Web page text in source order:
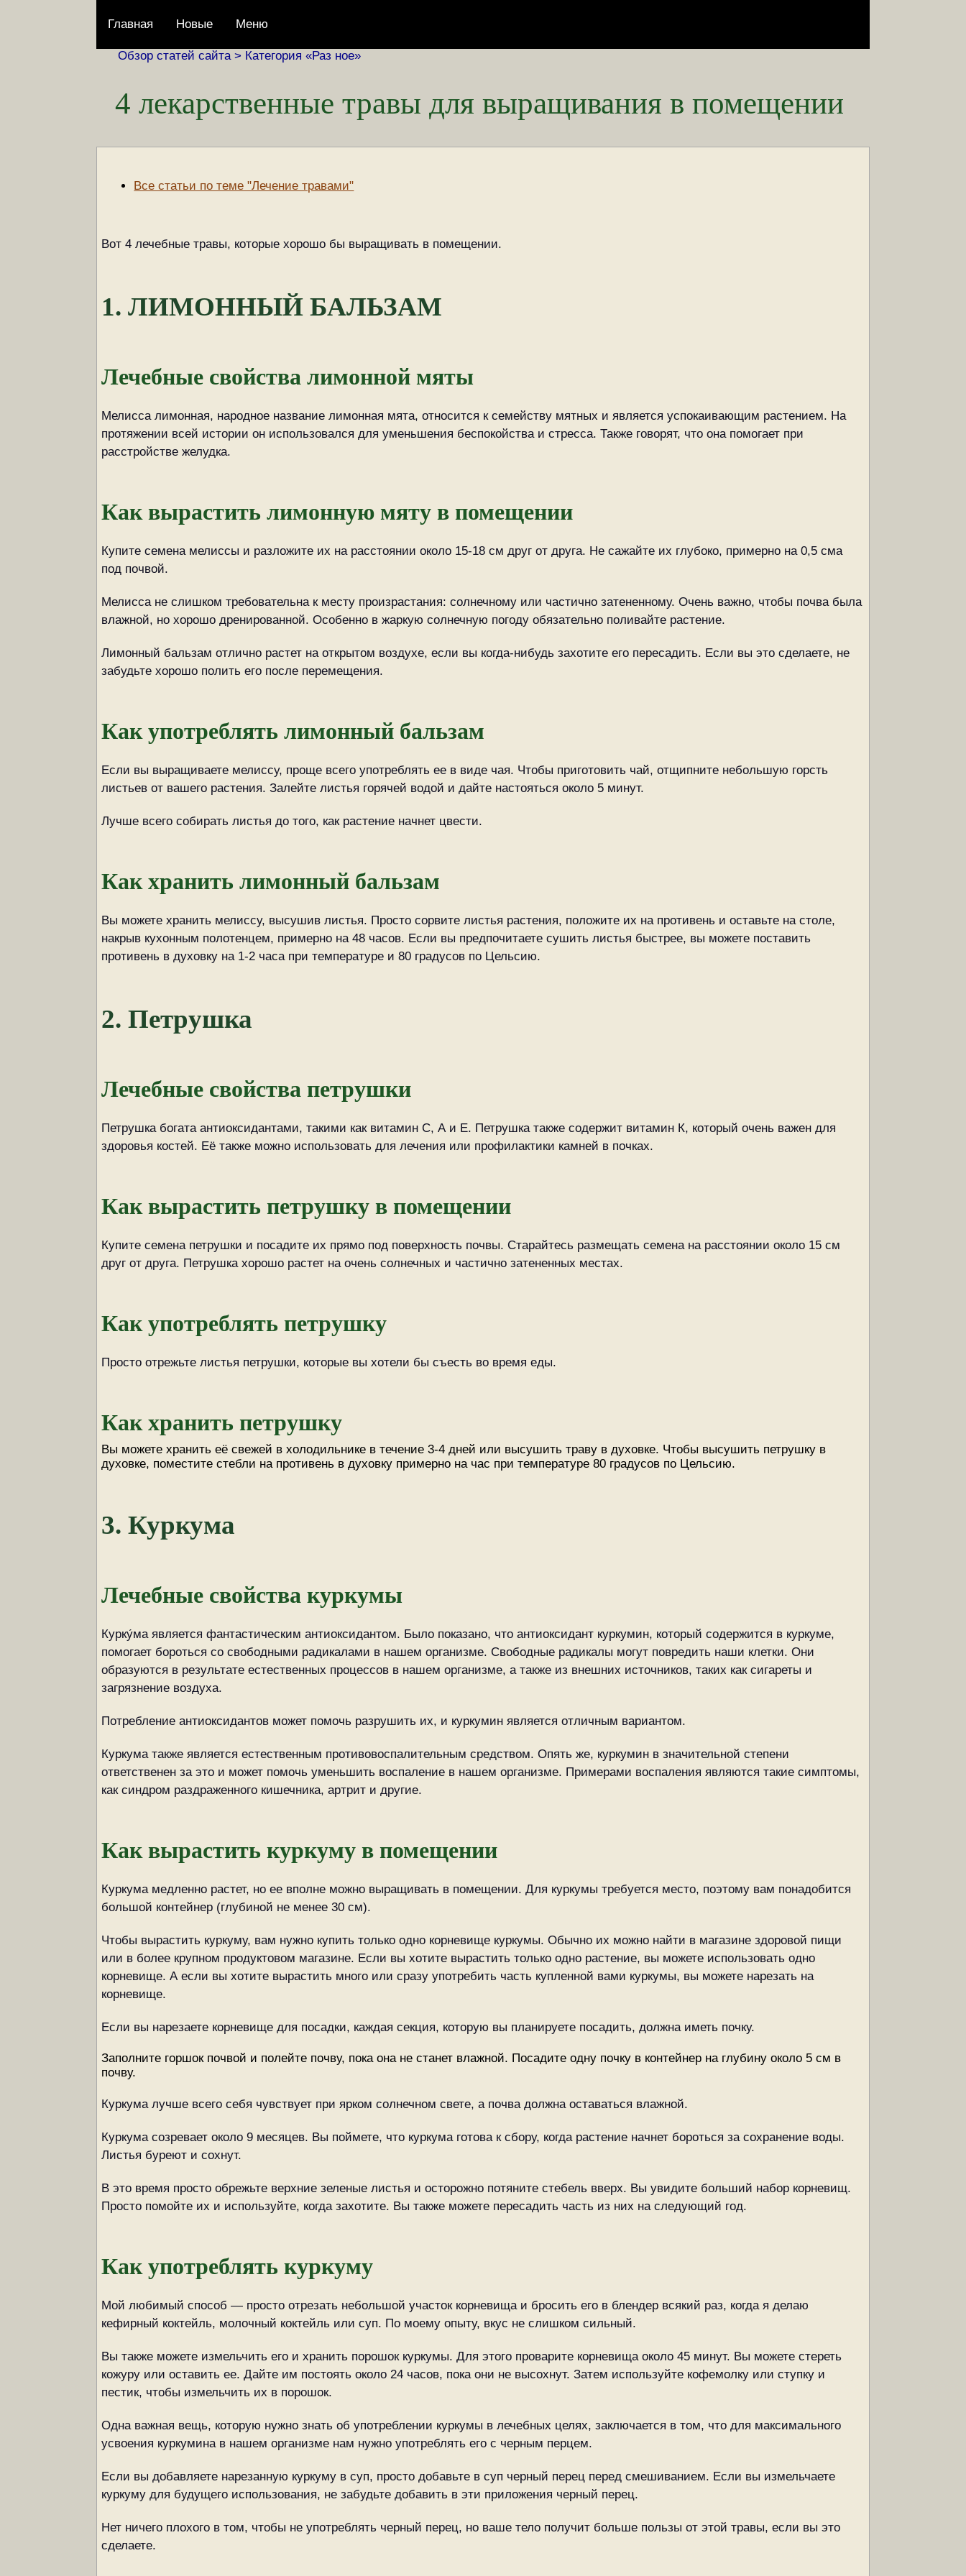
Главная Новые Меню
Обзор статей сайта > Категория «Раз ное»
4 лекарственные травы для выращивания в помещении
Все статьи по теме "Лечение травами"
Вот 4 лечебные травы, которые хорошо бы выращивать в помещении.
1. ЛИМОННЫЙ БАЛЬЗАМ
Лечебные свойства лимонной мяты
Мелисса лимонная, народное название лимонная мята, относится к семейству мятных и является успокаивающим растением. На
протяжении всей истории он использовался для уменьшения беспокойства и стресса. Также говорят, что она помогает при
расстройстве желудка.
Как вырастить лимонную мяту в помещении
Купите семена мелиссы и разложите их на расстоянии около 15-18 см друг от друга. Не сажайте их глубоко, примерно на 0,5 сма
под почвой.
Мелисса не слишком требовательна к месту произрастания: солнечному или частично затененному. Очень важно, чтобы почва была
влажной, но хорошо дренированной. Особенно в жаркую солнечную погоду обязательно поливайте растение.
Лимонный бальзам отлично растет на открытом воздухе, если вы когда-нибудь захотите его пересадить. Если вы это сделаете, не
забудьте хорошо полить его после перемещения.
Как употреблять лимонный бальзам
Если вы выращиваете мелиссу, проще всего употреблять ее в виде чая. Чтобы приготовить чай, отщипните небольшую горсть
листьев от вашего растения. Залейте листья горячей водой и дайте настояться около 5 минут.
Лучше всего собирать листья до того, как растение начнет цвести.
Как хранить лимонный бальзам
Вы можете хранить мелиссу, высушив листья. Просто сорвите листья растения, положите их на противень и оставьте на столе,
накрыв кухонным полотенцем, примерно на 48 часов. Если вы предпочитаете сушить листья быстрее, вы можете поставить
противень в духовку на 1-2 часа при температуре и 80 градусов по Цельсию.
2. Петрушка
Лечебные свойства петрушки
Петрушка богата антиоксидантами, такими как витамин С, А и Е. Петрушка также содержит витамин К, который очень важен для
здоровья костей. Её также можно использовать для лечения или профилактики камней в почках.
Как вырастить петрушку в помещении
Купите семена петрушки и посадите их прямо под поверхность почвы. Старайтесь размещать семена на расстоянии около 15 см
друг от друга. Петрушка хорошо растет на очень солнечных и частично затененных местах.
Как употреблять петрушку
Просто отрежьте листья петрушки, которые вы хотели бы съесть во время еды.
Как хранить петрушку
Вы можете хранить её свежей в холодильнике в течение 3-4 дней или высушить траву в духовке. Чтобы высушить петрушку в
духовке, поместите стебли на противень в духовку примерно на час при температуре 80 градусов по Цельсию.
3. Куркума
Лечебные свойства куркумы
Курку́ма является фантастическим антиоксидантом. Было показано, что антиоксидант куркумин, который содержится в куркуме,
помогает бороться со свободными радикалами в нашем организме. Свободные радикалы могут повредить наши клетки. Они
образуются в результате естественных процессов в нашем организме, а также из внешних источников, таких как сигареты и
загрязнение воздуха.
Потребление антиоксидантов может помочь разрушить их, и куркумин является отличным вариантом.
Куркума также является естественным противовоспалительным средством. Опять же, куркумин в значительной степени
ответственен за это и может помочь уменьшить воспаление в нашем организме. Примерами воспаления являются такие симптомы,
как синдром раздраженного кишечника, артрит и другие.
Как вырастить куркуму в помещении
Куркума медленно растет, но ее вполне можно выращивать в помещении. Для куркумы требуется место, поэтому вам понадобится
большой контейнер (глубиной не менее 30 см).
Чтобы вырастить куркуму, вам нужно купить только одно корневище куркумы. Обычно их можно найти в магазине здоровой пищи
или в более крупном продуктовом магазине. Если вы хотите вырастить только одно растение, вы можете использовать одно
корневище. А если вы хотите вырастить много или сразу употребить часть купленной вами куркумы, вы можете нарезать на
корневище.
Если вы нарезаете корневище для посадки, каждая секция, которую вы планируете посадить, должна иметь почку.
Заполните горшок почвой и полейте почву, пока она не станет влажной. Посадите одну почку в контейнер на глубину около 5 см в
почву.
Куркума лучше всего себя чувствует при ярком солнечном свете, а почва должна оставаться влажной.
Куркума созревает около 9 месяцев. Вы поймете, что куркума готова к сбору, когда растение начнет бороться за сохранение воды.
Листья буреют и сохнут.
В это время просто обрежьте верхние зеленые листья и осторожно потяните стебель вверх. Вы увидите больший набор корневищ.
Просто помойте их и используйте, когда захотите. Вы также можете пересадить часть из них на следующий год.
Как употреблять куркуму
Мой любимый способ — просто отрезать небольшой участок корневища и бросить его в блендер всякий раз, когда я делаю
кефирный коктейль, молочный коктейль или суп. По моему опыту, вкус не слишком сильный.
Вы также можете измельчить его и хранить порошок куркумы. Для этого проварите корневища около 45 минут. Вы можете стереть
кожуру или оставить ее. Дайте им постоять около 24 часов, пока они не высохнут. Затем используйте кофемолку или ступку и
пестик, чтобы измельчить их в порошок.
Одна важная вещь, которую нужно знать об употреблении куркумы в лечебных целях, заключается в том, что для максимального
усвоения куркумина в нашем организме нам нужно употреблять его с черным перцем.
Если вы добавляете нарезанную куркуму в суп, просто добавьте в суп черный перец перед смешиванием. Если вы измельчаете
куркуму для будущего использования, не забудьте добавить в эти приложения черный перец.
Нет ничего плохого в том, чтобы не употреблять черный перец, но ваше тело получит больше пользы от этой травы, если вы это
сделаете.